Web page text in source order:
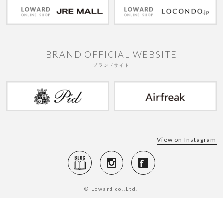
BRAND OFFICIAL WEBSITE
ブランドサイト
View on Instagram
© Loward co.,Ltd.